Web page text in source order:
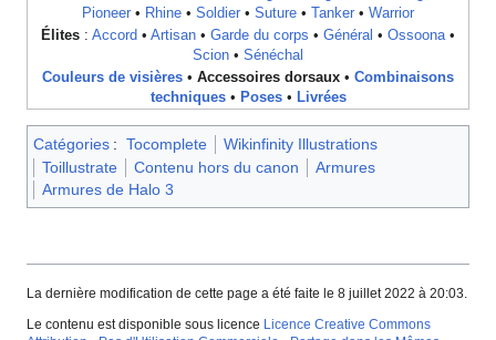
Pioneer • Rhine • Soldier • Suture • Tanker • Warrior
Élites : Accord • Artisan • Garde du corps • Général • Ossoona•
Scion • Sénéchal
Couleurs de visières • Accessoires dorsaux • Combinaisons
techniques• Poses• Livrées
Catégories : Tocomplete
Wikinfinity Illustrations
Toillustrate
Contenu hors du canon
Armures
Armures de Halo 3
La dernière modification de cette page a été faite le 8 juillet 2022 à 20:03.
Le contenu est disponible sous licence Licence Creative Commons